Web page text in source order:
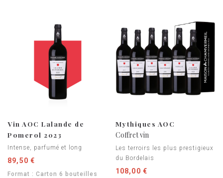
Vin AOC Lalande de
Pomerol 2023
Intense, parfumé et long
89,50 €
Format : Carton 6 bouteilles
Mythiques AOC
Coffret vin
Les terroirs les plus prestigieux
du Bordelais
108,00 €